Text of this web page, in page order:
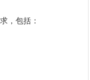
，包括：